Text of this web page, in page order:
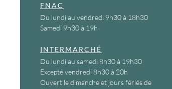
FNAC
Du lundi au vendredi 9h30 à 18h30
Samedi 9h30 à 19h
INTERMARCHÉ
Du lundi au samedi 8h30 à 19h30
Excepté vendredi 8h30 à 20h
Ouvert le dimanche et jours fériés de